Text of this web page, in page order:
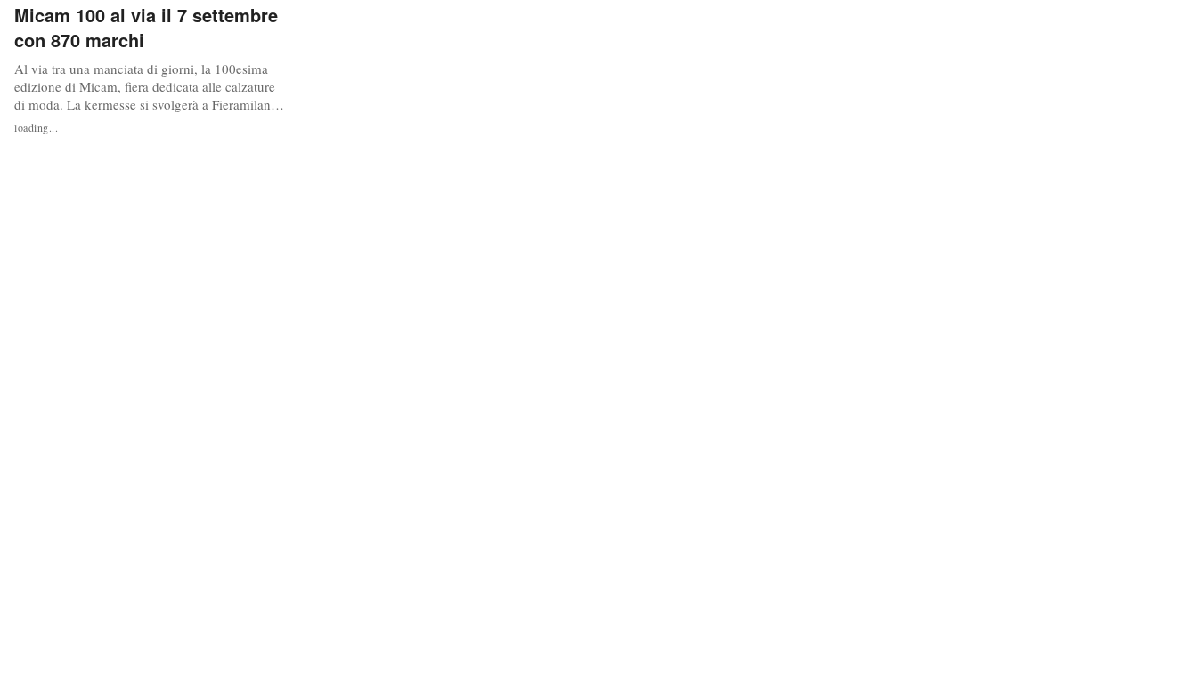
Micam 100 al via il 7 settembre
con 870 marchi
Al via tra una manciata di giorni, la 100esima
edizione di Micam, fiera dedicata alle calzature
di moda. La kermesse si svolgerà a Fieramilano
Rho, dal 7 al 9 settembre. Alla prossima
edizione Micam ospiterà 870 brand di cui 401
loading...